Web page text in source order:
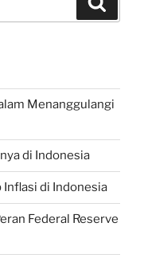
Menanggulangi
di Indonesia
Inflasi di Indonesia
Federal Reserve